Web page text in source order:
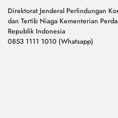
Direktorat Jenderal Perlindungan
dan Tertib Niaga Kementerian
Republik Indonesia
0853 1111 1010 (Whatsapp)